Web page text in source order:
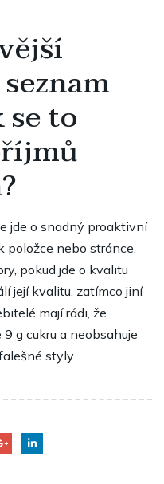
to
jde o snadný proaktivní
nebo stránce.
pokud jde o kvalitu
její kvalitu, zatímco jiní
mají rádi, že
g cukru a neobsahuje
styly.